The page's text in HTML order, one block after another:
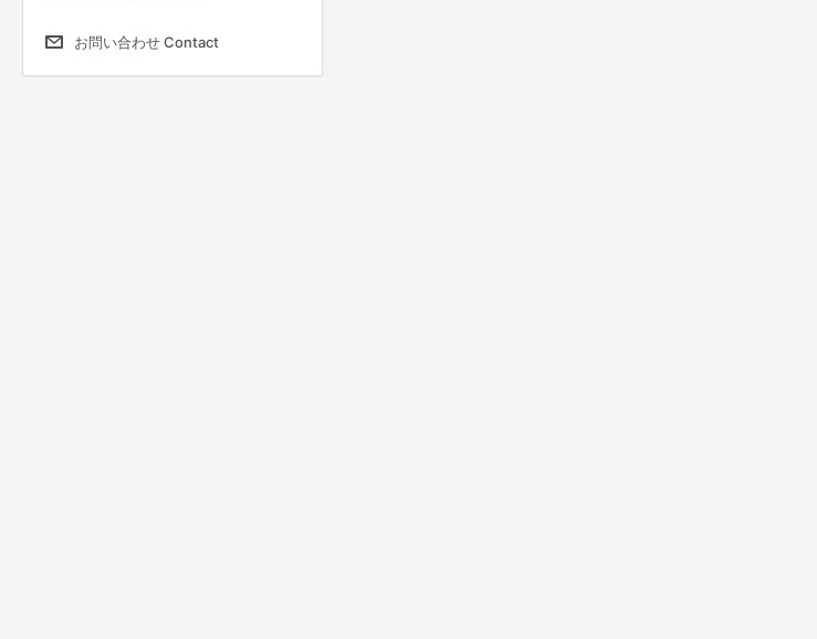
お問い合わせ Contact